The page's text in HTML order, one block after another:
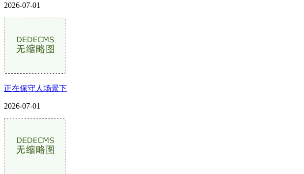
2026-07-01
正在保守人场景下
2026-07-01